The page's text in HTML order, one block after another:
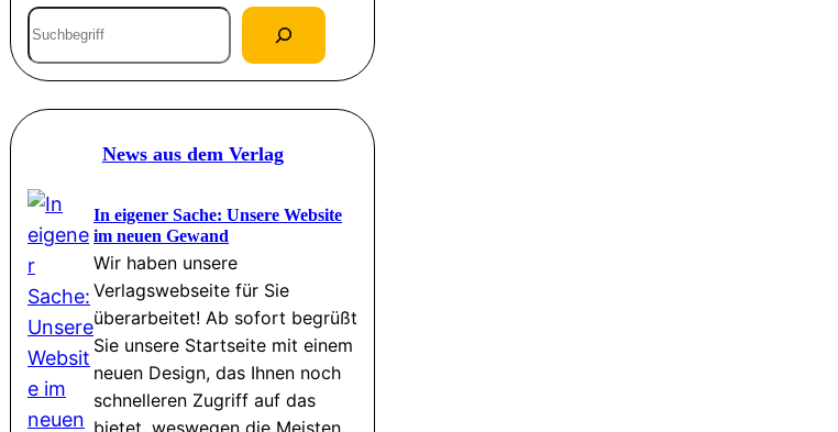
S
u
c
h
News aus dem Verlag
In eigener Sache: Unsere Website
im neuen Gewand
Wir haben unsere
Verlagswebseite für Sie
überarbeitet! Ab sofort begrüßt
Sie unsere Startseite mit einem
neuen Design, das Ihnen noch
schnelleren Zugriff auf das
bietet, weswegen die Meisten